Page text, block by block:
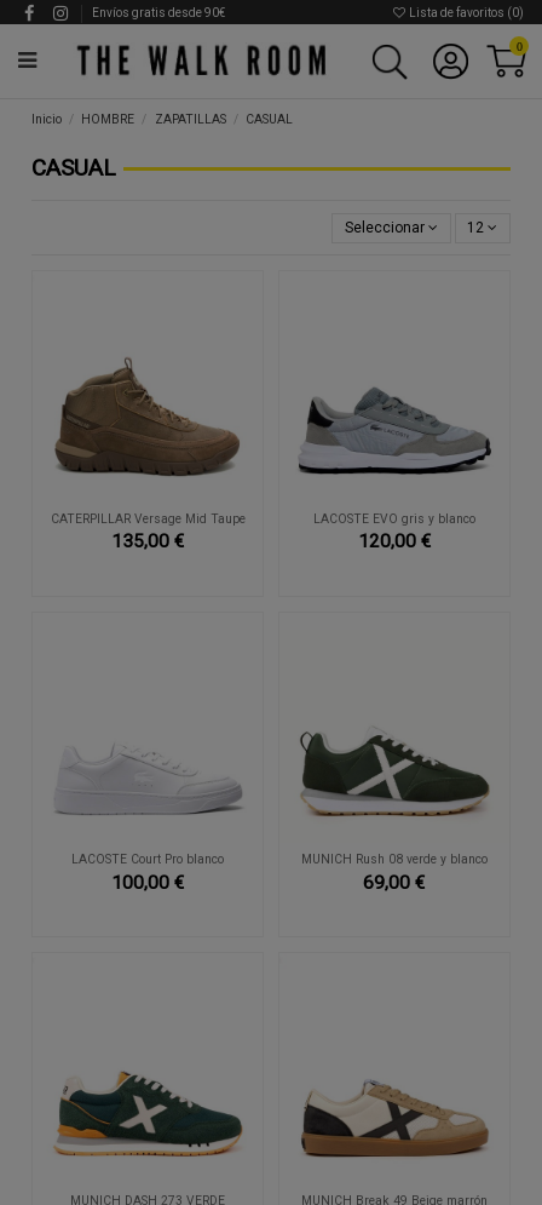
Envíos gratis desde 90€ Lista de favoritos (0)
0
Inicio HOMBRE ZAPATILLAS CASUAL
CASUAL
Seleccionar 12
CATERPILLAR Versage Mid Taupe
135,00 €
LACOSTE EVO gris y blanco
120,00 €
LACOSTE Court Pro blanco
100,00 €
MUNICH Rush 08 verde y blanco
69,00 €
MUNICH DASH 273 VERDE MUNICH Break 49 Beige marrón